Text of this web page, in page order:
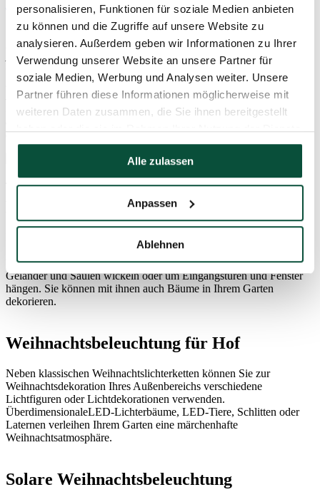
personalisieren, Funktionen für soziale Medien anbieten
zu können und die Zugriffe auf unsere Website zu
analysieren. Außerdem geben wir Informationen zu Ihrer
Verwendung unserer Website an unsere Partner für
soziale Medien, Werbung und Analysen weiter. Unsere
Partner führen diese Informationen möglicherweise mit
weiteren Daten zusammen, die Sie ihnen bereitgestellt
haben oder die sie im Rahmen Ihrer Nutzung der Dienste
gesammelt haben.
Alle zulassen
Anpassen
Ablehnen
Extra breite Weihnachtsbäume
Wenn Sie mehr Platz in Ihrem Haus oder Geschäft haben und
möchten, dass Ihr Weihnachtsbaum auffällt, sollten Sie unser
Angebot an extra breiten Weihnachtsbäumen auf keinen Fall
verpassen. Diese Bäume sind 15 – 20 cm breiter als unsere
klassischen Weihnachtsbäume und füllen den freien Platz in jedem
Raum perfekt aus. Der breite Weihnachtsbaum erscheint fülliger
und sieht dank der großen Anzahl an 3D-Zweigen sehr realistisch
aus. Nur bei uns finden Sie verschiedene Arten dieser exklusiven,
extra breiten Weihnachtsbäume.
Bunte Weihnachtsbeleuchtung für Außen
Freien wird durch bunte Beleuchtung für Außen perfektioniert. Mit
bunten Lichtstreifen können Sie Girlanden dekorieren, die Sie um
Geländer und Säulen wickeln oder um Eingangstüren und Fenster
hängen. Sie können mit ihnen auch Bäume in Ihrem Garten
dekorieren.
Weihnachtsbeleuchtung für Hof
Neben klassischen Weihnachtslichterketten können Sie zur
Weihnachtsdekoration Ihres Außenbereichs verschiedene
Lichtfiguren oder Lichtdekorationen verwenden.
ÜberdimensionaleLED-Lichterbäume, LED-Tiere, Schlitten oder
Laternen verleihen Ihrem Garten eine märchenhafte
Weihnachtsatmosphäre.
Solare Weihnachtsbeleuchtung